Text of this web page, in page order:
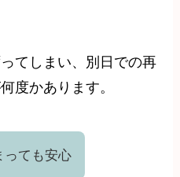
てしまい、別日での再
度かあります。
っても安心